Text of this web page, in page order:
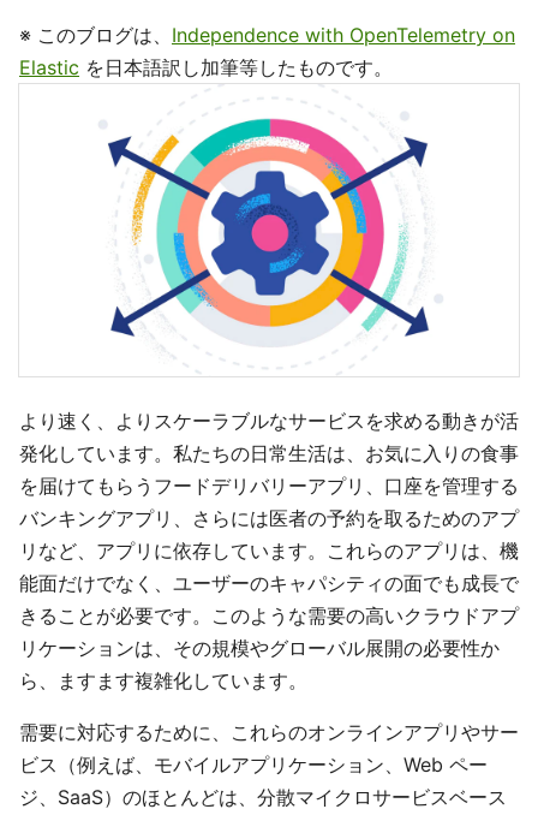
※ このブログは、 Independence with OpenTelemetry on
Elastic を日本語訳し加筆等したものです。
より速く、よりスケーラブルなサービスを求める動きが活
発化しています。私たちの日常生活は、お気に入りの食事
を届けてもらうフードデリバリーアプリ、口座を管理する
バンキングアプリ、さらには医者の予約を取るためのアプ
リなど、アプリに依存しています。これらのアプリは、機
能面だけでなく、ユーザーのキャパシティの面でも成長で
きることが必要です。このような需要の高いクラウドアプ
リケーションは、その規模やグローバル展開の必要性か
ら、ますます複雑化しています。
需要に対応するために、これらのオンラインアプリやサー
ビス（例えば、モバイルアプリケーション、Web ペー
ジ、SaaS）のほとんどは、分散マイクロサービスベース